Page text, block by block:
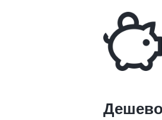
Дешево